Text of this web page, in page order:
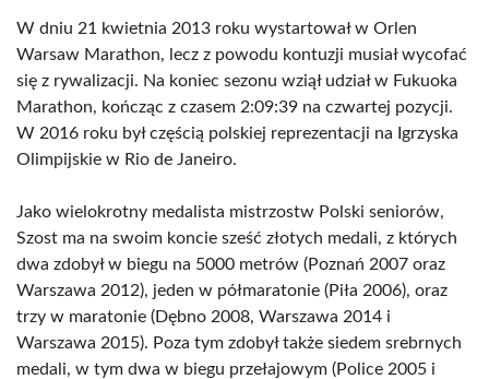
W dniu 21 kwietnia 2013 roku wystartował w Orlen
Warsaw Marathon, lecz z powodu kontuzji musiał wycofać
się z rywalizacji. Na koniec sezonu wziął udział w Fukuoka
Marathon, kończąc z czasem 2:09:39 na czwartej pozycji.
W 2016 roku był częścią polskiej reprezentacji na Igrzyska
Olimpijskie w Rio de Janeiro.
Jako wielokrotny medalista mistrzostw Polski seniorów,
Szost ma na swoim koncie sześć złotych medali, z których
dwa zdobył w biegu na 5000 metrów (Poznań 2007 oraz
Warszawa 2012), jeden w półmaratonie (Piła 2006), oraz
trzy w maratonie (Dębno 2008, Warszawa 2014 i
Warszawa 2015). Poza tym zdobył także siedem srebrnych
medali, w tym dwa w biegu przełajowym (Police 2005 i